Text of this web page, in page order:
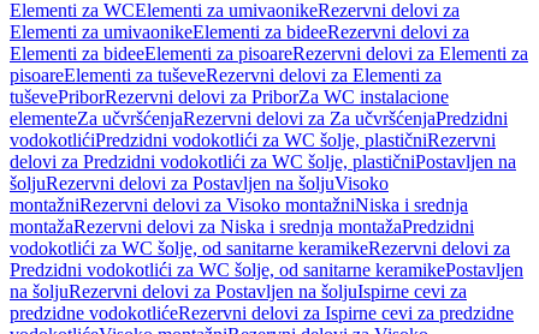
Elementi za WCElementi za umivaonikeRezervni delovi za
Elementi za umivaonikeElementi za bideeRezervni delovi za
Elementi za bideeElementi za pisoareRezervni delovi za Elementi za
pisoareElementi za tuševeRezervni delovi za Elementi za
tuševePriborRezervni delovi za PriborZa WC instalacione
elementeZa učvršćenjaRezervni delovi za Za učvršćenjaPredzidni
vodokotlićiPredzidni vodokotlići za WC šolje, plastičniRezervni
delovi za Predzidni vodokotlići za WC šolje, plastičniPostavljen na
šoljuRezervni delovi za Postavljen na šoljuVisoko
montažniRezervni delovi za Visoko montažniNiska i srednja
montažaRezervni delovi za Niska i srednja montažaPredzidni
vodokotlići za WC šolje, od sanitarne keramikeRezervni delovi za
Predzidni vodokotlići za WC šolje, od sanitarne keramikePostavljen
na šoljuRezervni delovi za Postavljen na šoljuIspirne cevi za
predzidne vodokotlićeRezervni delovi za Ispirne cevi za predzidne